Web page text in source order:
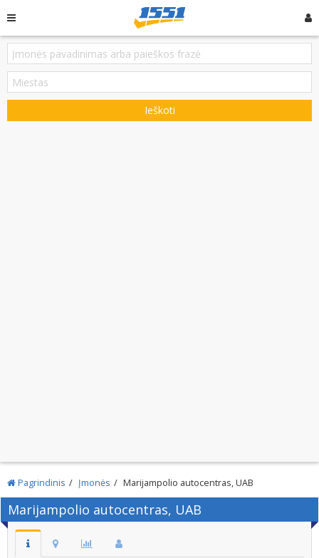
Ieškoti
Pagrindinis Įmonės Marijampolio autocentras, UAB
Marijampolio autocentras, UAB